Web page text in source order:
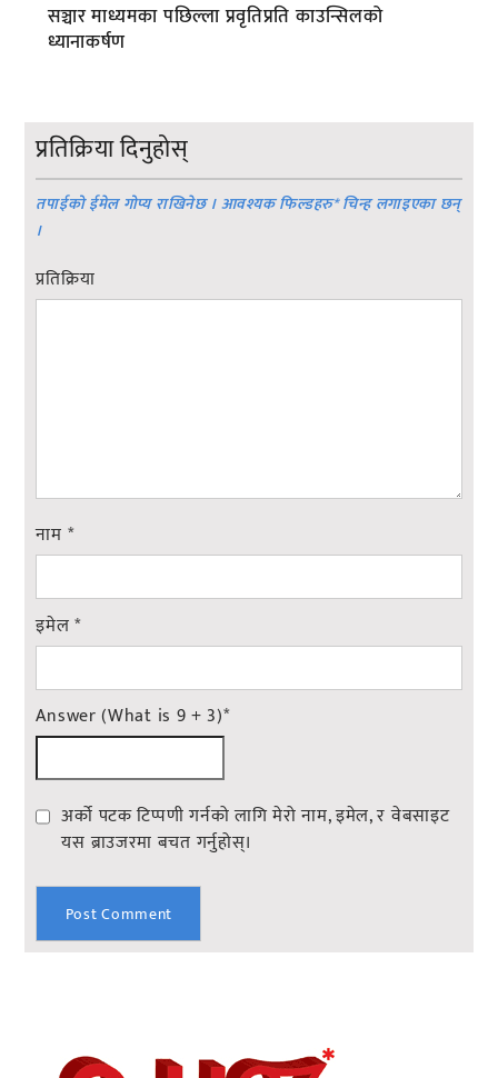
सञ्चार माध्यमका पछिल्ला प्रवृतिप्रति काउन्सिलको
ध्यानाकर्षण
प्रतिक्रिया दिनुहोस्
तपाईको ईमेल गोप्य राखिनेछ । आवश्यक फिल्डहरु*चिन्ह लगाइएका छन्
।
प्रतिक्रिया
नाम *
इमेल*
Answer (What is 9 + 3)*
अर्को पटक टिप्पणी गर्नको लागि मेरो नाम, इमेल, र वेबसाइट
यस ब्राउजरमा बचत गर्नुहोस्।